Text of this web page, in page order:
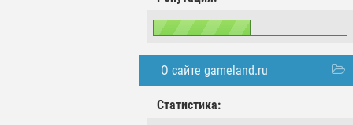
О сайте gameland.ru
Статистика: